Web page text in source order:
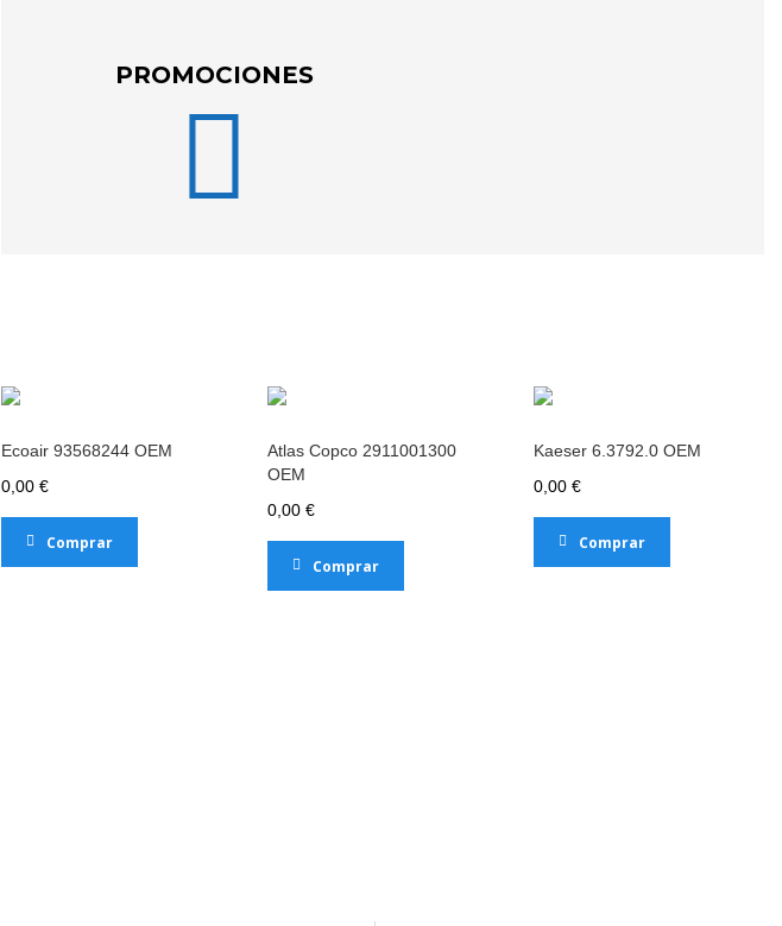
PROMOCIONES

Ecoair 93568244 OEM
0,00 €
Comprar
Atlas Copco 2911001300
OEM
0,00 €
Comprar
Kaeser 6.3792.0 OEM
0,00 €
Comprar